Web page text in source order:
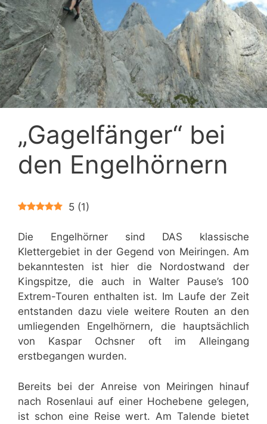
„Gagelfänger“ bei
den Engelhörnern
5 (1)
Die Engelhörner sind DAS klassische
Klettergebiet in der Gegend von Meiringen. Am
bekanntesten ist hier die Nordostwand der
Kingspitze, die auch in Walter Pause’s 100
Extrem-Touren enthalten ist. Im Laufe der Zeit
entstanden dazu viele weitere Routen an den
umliegenden Engelhörnern, die hauptsächlich
von Kaspar Ochsner oft im Alleingang
erstbegangen wurden.
Bereits bei der Anreise von Meiringen hinauf
nach Rosenlaui auf einer Hochebene gelegen,
ist schon eine Reise wert. Am Talende bietet